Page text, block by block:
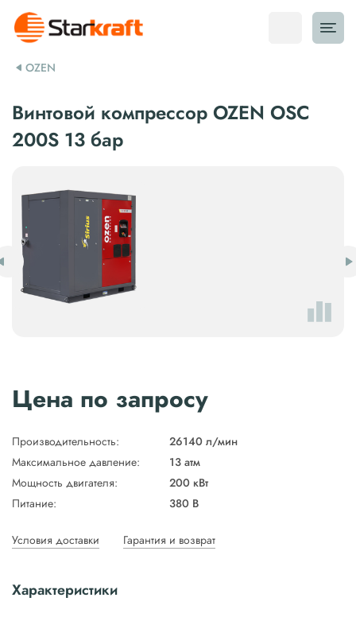
OZEN
Винтовой компрессор OZEN OSC
200S 13 бар
Цена по запросу
Производительность:
26140 л/мин
Максимальное давление:
13 атм
Мощность двигателя:
200 кВт
Питание:
380 В
Условия доставки Гарантия и возврат
Характеристики